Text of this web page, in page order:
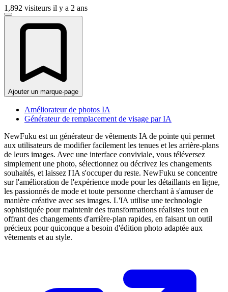
1,892 visiteurs il y a 2 ans
Ajouter un marque-page
Améliorateur de photos IA
Générateur de remplacement de visage par IA
NewFuku est un générateur de vêtements IA de pointe qui permet
aux utilisateurs de modifier facilement les tenues et les arrière-plans
de leurs images. Avec une interface conviviale, vous téléversez
simplement une photo, sélectionnez ou décrivez les changements
souhaités, et laissez l'IA s'occuper du reste. NewFuku se concentre
sur l'amélioration de l'expérience mode pour les détaillants en ligne,
les passionnés de mode et toute personne cherchant à s'amuser de
manière créative avec ses images. L'IA utilise une technologie
sophistiquée pour maintenir des transformations réalistes tout en
offrant des changements d'arrière-plan rapides, en faisant un outil
précieux pour quiconque a besoin d'édition photo adaptée aux
vêtements et au style.